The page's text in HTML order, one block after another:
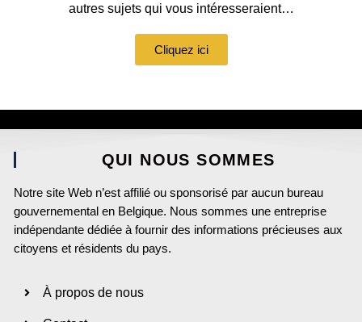
autres sujets qui vous intéresseraient…
Cliquez ici
QUI NOUS SOMMES
Notre site Web n’est affilié ou sponsorisé par aucun bureau
gouvernemental en Belgique. Nous sommes une entreprise
indépendante dédiée à fournir des informations précieuses aux
citoyens et résidents du pays.
À propos de nous